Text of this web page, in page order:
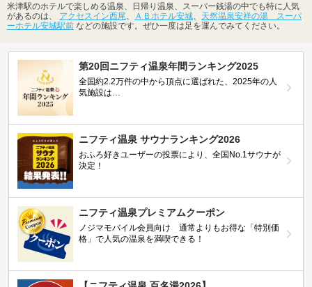
米津駅のホテルで楽しめる温泉、日帰り温泉、スーパー銭湯の中でも特に人気
があるのは、 アクセスイン西尾 ＡＢホテル安城
天然温泉安祥の湯 スーパ
ーホテル安城駅前 などの施設です。ぜひ一度は足を運んでみてください。
第20回ニフティ温泉年間ランキング2025
全国約2.2万件の中から頂点に選ばれた、2025年の人
気施設は…
ニフティ温泉 サウナランキング2026
おふろ好きユーザーの投票により、全国No.1サウナが
決定！
ニフティ温泉プレミアムクーポン
ノジマモバイル会員向け 通常よりもお得な「特別価
格」で人気の温泉を満喫できる！